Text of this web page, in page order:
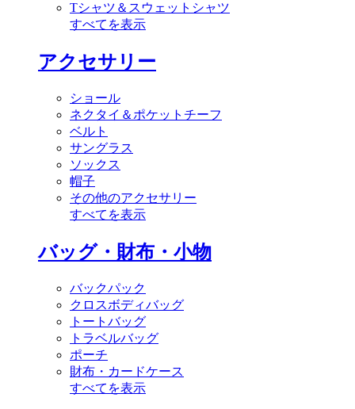
Tシャツ＆スウェットシャツ
すべてを表示
アクセサリー
ショール
ネクタイ＆ポケットチーフ
ベルト
サングラス
ソックス
帽子
その他のアクセサリー
すべてを表示
バッグ・財布・小物
バックパック
クロスボディバッグ
トートバッグ
トラベルバッグ
ポーチ
財布・カードケース
すべてを表示